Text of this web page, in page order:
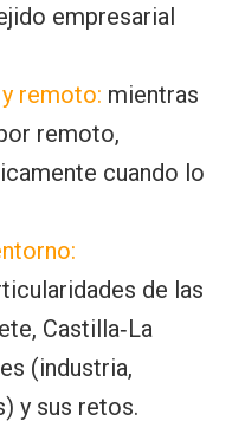
empresarial
remoto: mientras
remoto,
cuando lo
de las
Castilla‑La
(industria,
y sus retos.